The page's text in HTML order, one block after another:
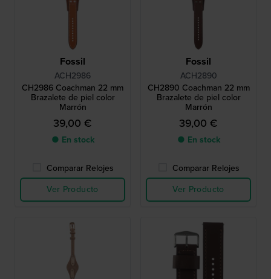
Fossil
ACH2986
CH2986 Coachman 22 mm
Brazalete de piel color
Marrón
39,00 €
● En stock
Comparar Relojes
Ver Producto
Fossil
ACH2890
CH2890 Coachman 22 mm
Brazalete de piel color
Marrón
39,00 €
● En stock
Comparar Relojes
Ver Producto